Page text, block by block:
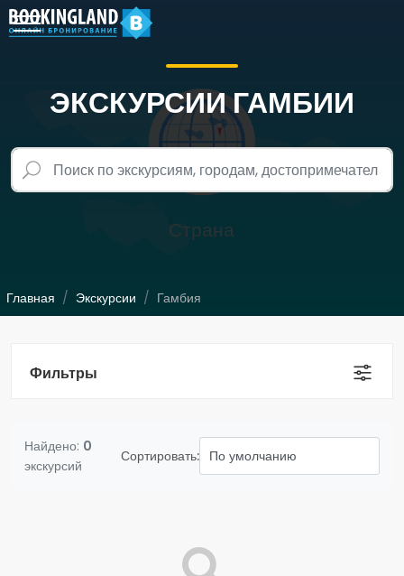
ЭКСКУРСИИ ГАМБИИ
Главная Экскурсии Гамбия
Фильтры
Найдено: 0
экскурсий
Сортировать: